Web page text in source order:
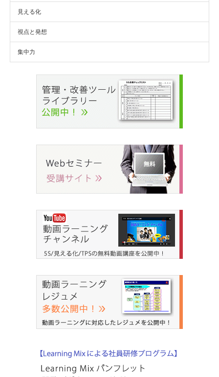
見える化
視点と発想
集中力